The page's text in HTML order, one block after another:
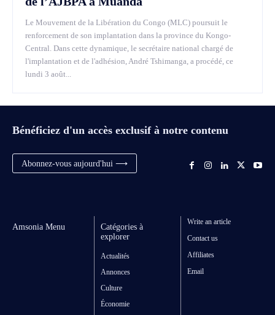
Le Mouvement de la Libération du Congo (MLC) poursuit le
renforcement de son implantation dans la province du Kongo-
Central. Dans cette dynamique, le secrétaire national chargé de
l'implantation et de l'adhésion, André Tshimanga, a procédé, ce
lundi 3 août...
Bénéficiez d'un accès exclusif à notre contenu
Abonnez-vous aujourd'hui ⟶
Amsonia Menu
Catégories à
explorer
Actualités
Annonces
Culture
Économie
Write an article
Contact us
Affiliates
Email